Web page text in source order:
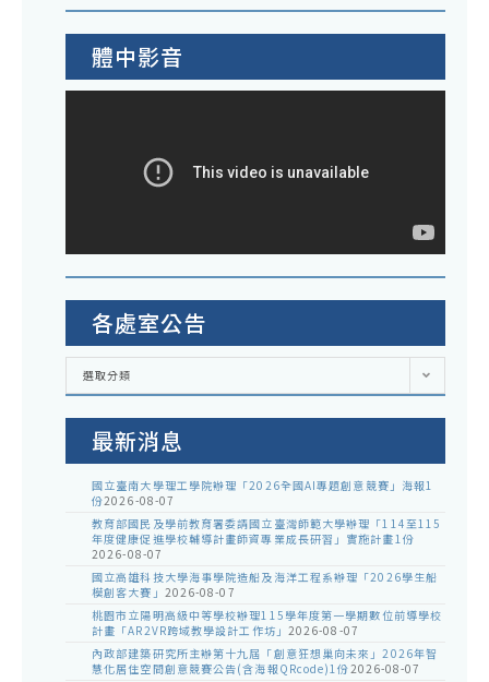
體中影音
各處室公告
各
室
選取分類
最新消息
國立臺南大學理工學院辦理「2026全國AI專題創意競賽」海報1
份2026-08-07
教育部國民及學前教育署委請國立臺灣師範大學辦理「114至115
年度健康促進學校輔導計畫師資專業成長研習」實施計畫1份
2026-08-07
國立高雄科技大學海事學院造船及海洋工程系辦理「2026學生船
模創客大賽」 2026-08-07
桃園市立陽明高級中等學校辦理115學年度第一學期數位前導學校
計畫「AR2VR跨域教學設計工作坊」 2026-08-07
內政部建築研究所主辦第十九屆「創意狂想巢向未來」2026年智
慧化居住空間創意競賽公告(含海報QRcode)1份2026-08-07